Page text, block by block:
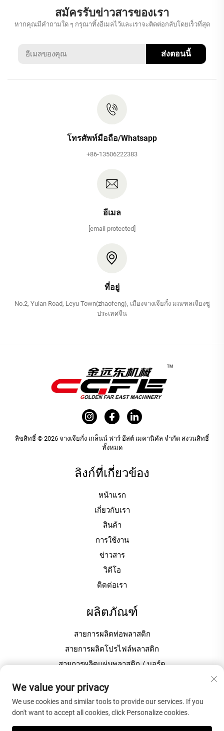
สมัครรับข่าวสารของเรา
หากคุณมีคำถามใด ๆ กรุณาทิ้งอีเมลไว้และเราจะติดต่อกลับโดยเร็วที่สุด
ส่งตอนนี้
โทรศัพท์มือถือ/Whatsapp
+86-13506222383
อีเมล
[email protected]
ที่อยู่
No.2, Yulan Road, Leyu Town(zhaofeng), เมืองจางเจียกั๋ง มณฑลเจียงซู
ประเทศจีน
ลิขสิทธิ์ © 2026 จางเจียกั่ง เกล็นน์ ฟาร์ อีสต์ เมคานิคัล จำกัด สงวนสิทธิ์
ทั้งหมด
ลิงก์ที่เกี่ยวข้อง
หน้าแรก
เกี่ยวกับเรา
สินค้า
การใช้งาน
ข่าวสาร
วิดีโอ
ติดต่อเรา
ผลิตภัณฑ์
สายการผลิตท่อพลาสติก
สายการผลิตโปรไฟล์พลาสติก
สายการผลิตแผ่นพลาสติก / บอร์ด
เกี่ยวกับบริษัท
นโยบายความเป็นส่วนตัว
We value your privacy
We use cookies and similar tools to provide our services. If you
don't want to accept all cookies, click Personalize cookies.